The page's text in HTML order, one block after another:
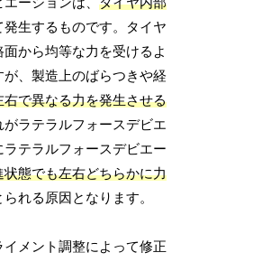
発生するものです。タイヤ
から均等な力を受けるよ
、製造上のばらつきや経
右で異なる力を発生させる
ラテラルフォースデビエ
テラルフォースデビエー
状態でも左右どちらかに力
られる原因となります。
メント調整によって修正